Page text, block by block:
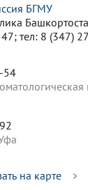
БГМУ
тел: 8 (347)
54
на карте